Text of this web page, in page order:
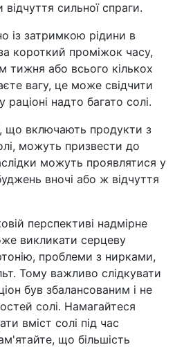
сильної спраги.
із затримкою рідини в
короткий проміжок часу,
тижня або всього кількох
вагу, це може свідчити
надто багато солі.
що включають продукти з
можуть призвести до
можуть проявлятися у
вночі або ж відчуття
перспективі надмірне
викликати серцеву
проблеми з нирками,
Тому важливо слідкувати
був збалансованим і не
солі. Намагайтеся
вміст солі під час
що більшість